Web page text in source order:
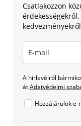
Csatlakozzon
A hírlevélről
átAdatvédelmi
Hozzájárulok